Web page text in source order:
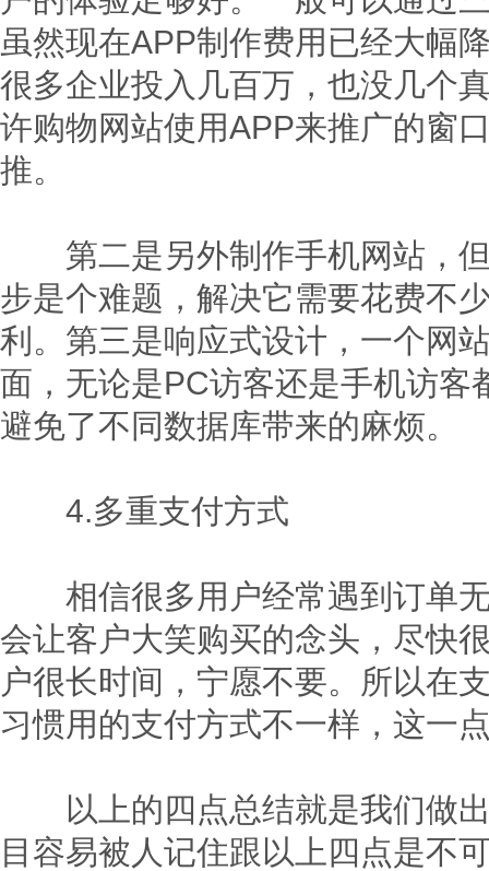
虽然现在APP制作费用已经大幅
很多企业投入几百万，也没几个
许购物网站使用APP来推广的窗
推。
第二是另外制作手机网站，但
步是个难题，解决它需要花费不
利。第三是响应式设计，一个网
面，无论是PC访客还是手机访
避免了不同数据库带来的麻烦。
4.多重支付方式
相信很多用户经常遇到订单无
会让客户大笑购买的念头，尽快
户很长时间，宁愿不要。所以在
习惯用的支付方式不一样，这一
以上的四点总结就是我们做出
目容易被人记住跟以上四点是不